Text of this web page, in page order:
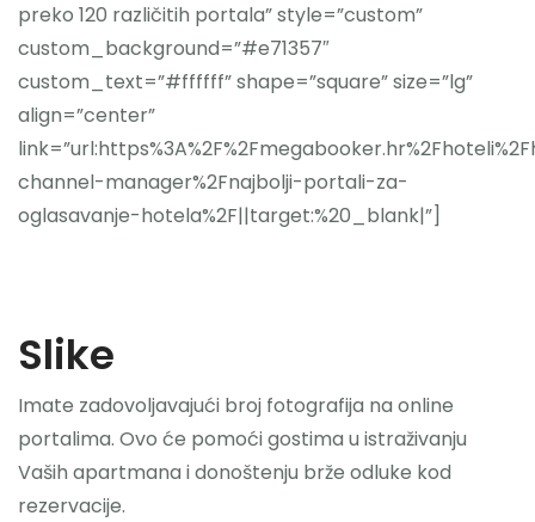
preko 120 različitih portala” style=”custom”
custom_background=”#e71357″
custom_text=”#ffffff” shape=”square” size=”lg”
align=”center”
channel-manager%2Fnajbolji-portali-za-
oglasavanje-hotela%2F||target:%20_blank|”]
Slike
Imate zadovoljavajući broj fotografija na online
portalima. Ovo će pomoći gostima u istraživanju
Vaših apartmana i donoštenju brže odluke kod
rezervacije.